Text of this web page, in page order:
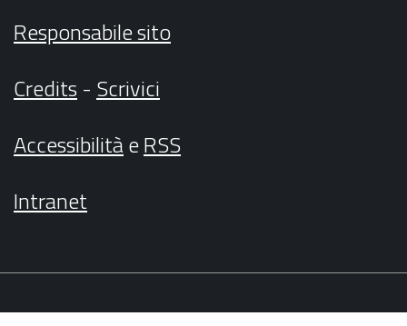
Responsabile sito
Credits- Scrivici
AccessibilitàeRSS
Intranet